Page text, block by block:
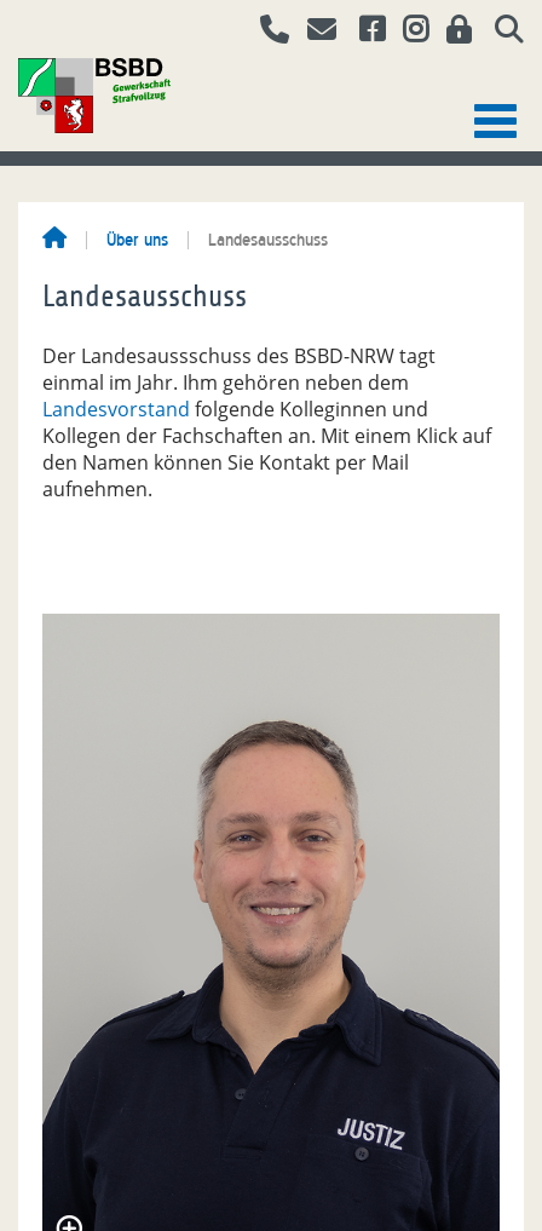
Über uns Landesausschuss
Landesausschuss
Der Landesaussschuss des BSBD-NRW tagt
einmal im Jahr. Ihm gehören neben dem
Landesvorstand folgende Kolleginnen und
Kollegen der Fachschaften an. Mit einem Klick auf
den Namen können Sie Kontakt per Mail
aufnehmen.